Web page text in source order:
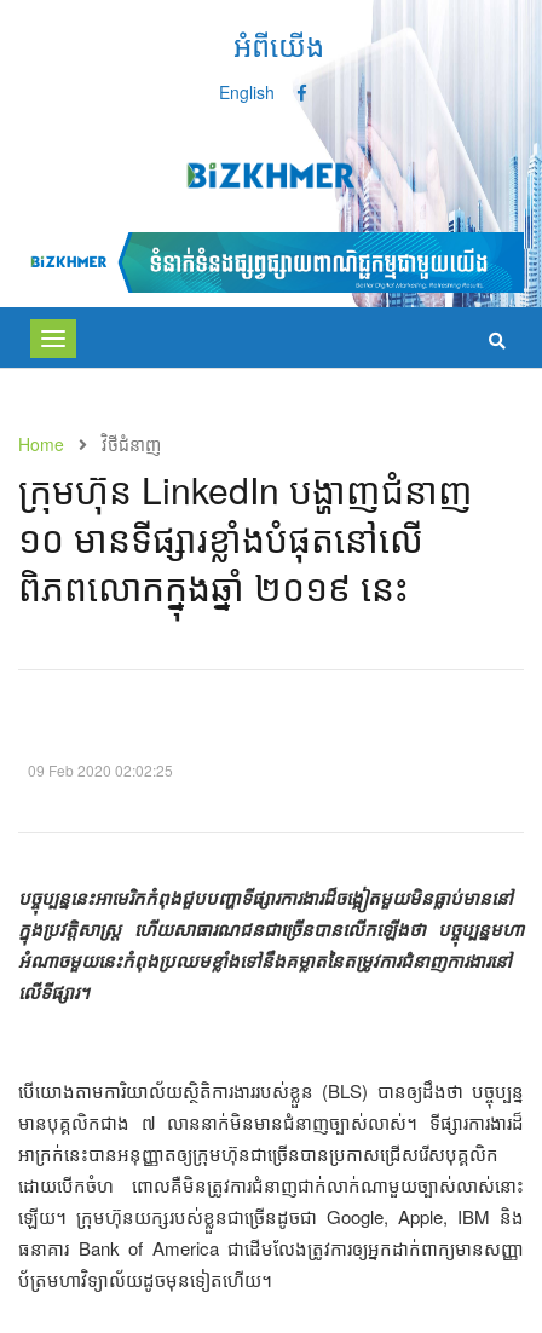
អំពីយើង
English
Toggle
navigation
Home វិថីជំនាញ
ក្រុមហ៊ុន LinkedIn បង្ហាញ​ជំនាញ​
១០ មានទីផ្សារ​ខ្លាំង​បំផុត​នៅ​លើ​
ពិភពលោក​ក្នុង​ឆ្នាំ ២០១៩ នេះ​
09 Feb 2020 02:02:25
បច្ចុប្បន្ន​​នេះ​​អាមេរិក​កំពុង​ជួប​បញ្ហា​​​ទីផ្សារ​ការងារ​ដ៏​​ចង្អៀត​មួយ​មិន​ធ្លាប់​មាន​នៅ​
ក្នុង​ប្រវត្តិសាស្ត្រ​ ហើយ​​សាធារណជន​ជា​ច្រើន​បាន​លើក​ឡើង​ថា បច្ចុប្បន្ន​​មហា
អំណាច​មួយ​នេះ​កំពុង​ប្រឈម​​ខ្លាំង​ទៅ​នឹង​គម្លាត​​នៃ​​តម្រូវការ​ជំនាញ​ការងារ​​នៅ​
លើ​ទីផ្សារ​។
បើ​យោង​តាម​ការិយាល័យ​ស្ថិតិ​ការងារ​​របស់​ខ្លួន (BLS) បាន​ឲ្យ​ដឹង​ថា បច្ចុប្បន្ន​
មាន​បុគ្គលិក​ជាង ៧ លាន​នាក់​​មិន​មាន​ជំនាញ​ច្បាស់លាស់​។ ​ទីផ្សារ​ការងារ​ដ៏​​
អាក្រក់​នេះ​បាន​​អនុញ្ញាត​ឲ្យ​ក្រុមហ៊ុន​ជា​ច្រើន​បាន​ប្រកាស​ជ្រើសរើស​បុគ្គលិក​
ដោយ​បើកចំហ ពោល​គឺ​មិន​ត្រូវ​ការ​ជំនាញ​ជាក់លាក់​ណា​មួយ​ច្បាស់លាស់​នោះ​
ឡើយ​។ ក្រុមហ៊ុន​យក្ស​របស់​ខ្លួន​​ជា​ច្រើន​ដូចជា Google, Apple, IBM និង​
ធនាគារ Bank of America ជាដើម​លែង​ត្រូវការ​​ឲ្យ​អ្នក​ដាក់ពាក្យ​មាន​សញ្ញា
ប័ត្រ​មហាវិទ្យាល័យ​ដូចមុន​ទៀត​ហើយ។